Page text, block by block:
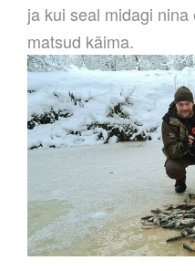
ja kui seal midagi
matsud käima.